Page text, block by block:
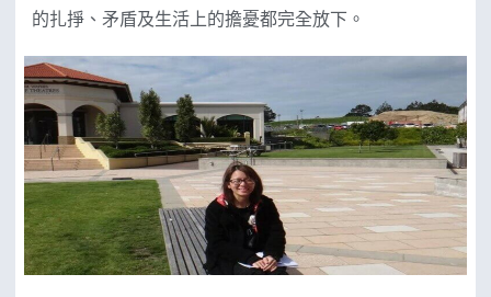
的扎掙、矛盾及生活上的擔憂都完全放下。